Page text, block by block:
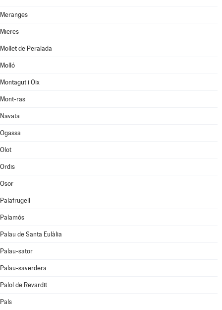
Meranges
Mieres
Mollet de Peralada
Molló
Montagut i Oix
Mont-ras
Navata
Ogassa
Olot
Ordis
Osor
Palafrugell
Palamós
Palau de Santa Eulàlia
Palau-sator
Palau-saverdera
Palol de Revardit
Pals